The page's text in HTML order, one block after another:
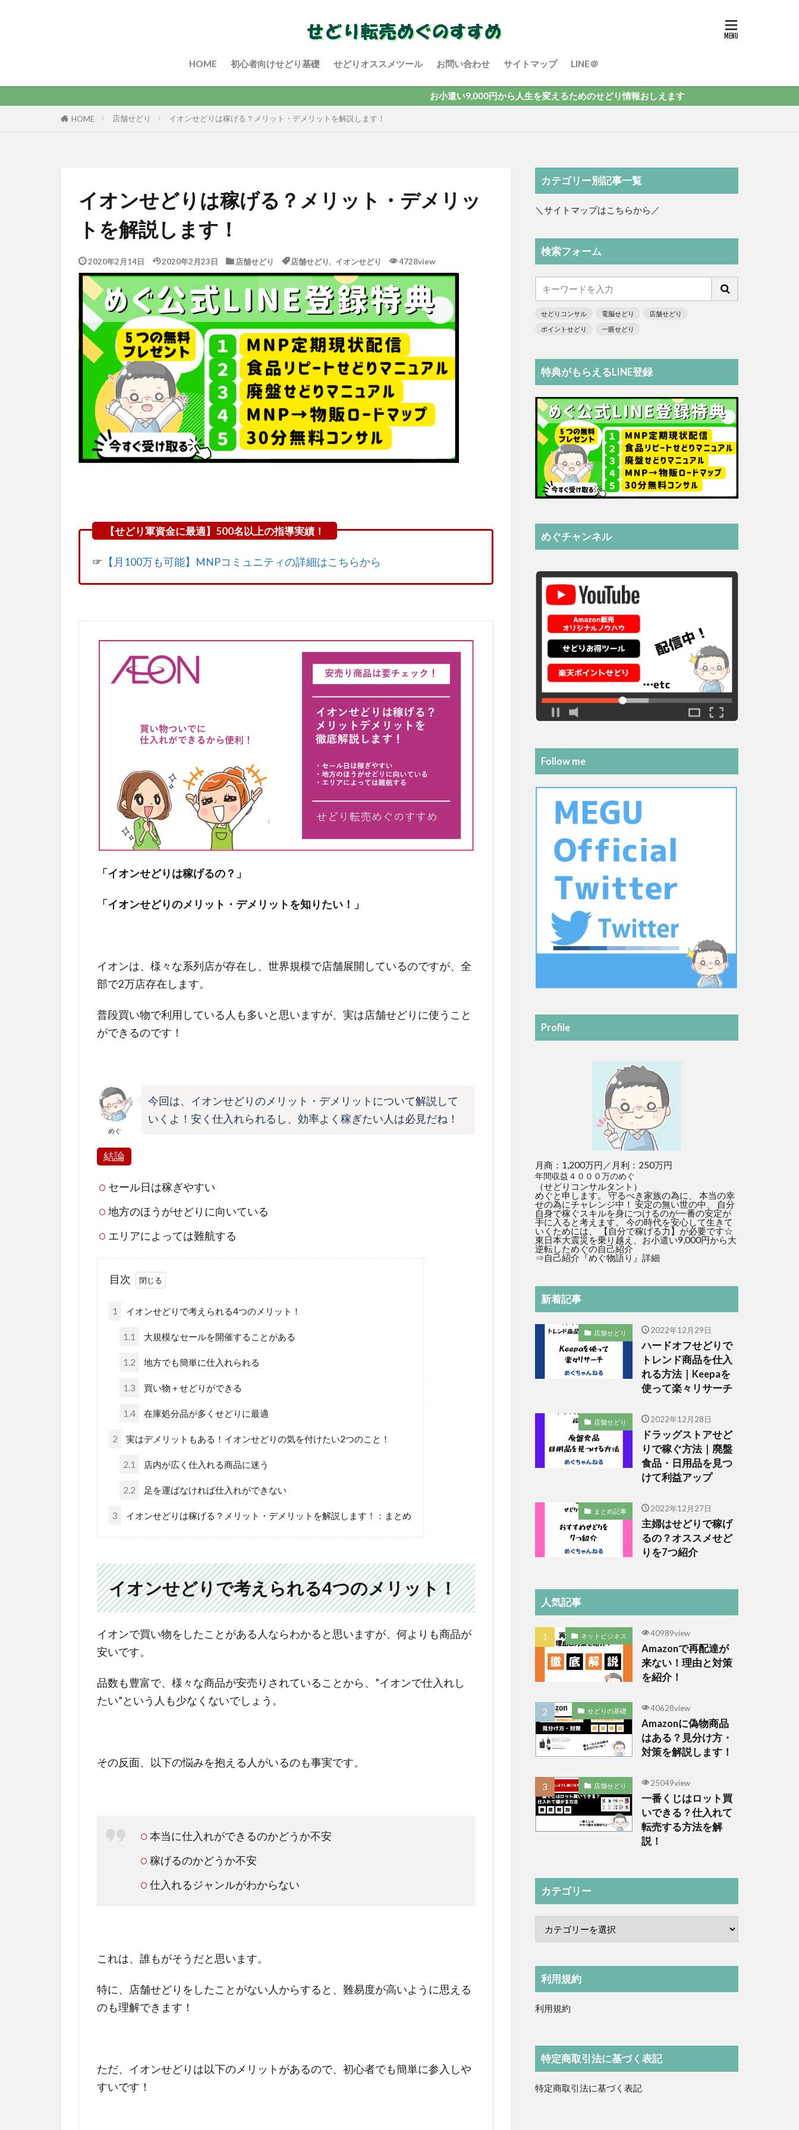
HOME 初心者向けせどり基礎 せどりオススメツール お問い合わせ サイトマップ LINE＠
お小遣い9,000円から人生を変えるためのせどり情報おしえます
HOME 店舗せどり イオンせどりは稼げる？メリット・デメリットを解説します！
イオンせどりは稼げる？メリット・デメリッ
トを解説します！
2020年2月14日 2020年2月23日 店舗せどり 店舗せどり イオンせどり 4728view
☞ 【月100万も可能】MNPコミュニティの詳細はこちらから
「イオンせどりは稼げるの？」
「イオンせどりのメリット・デメリットを知りたい！」
イオンは、様々な系列店が存在し、世界規模で店舗展開しているのですが、全
部で2万店存在します。
普段買い物で利用している人も多いと思いますが、実は店舗せどりに使うこと
ができるのです！
めぐ
今回は、イオンせどりのメリット・デメリットについて解説して
いくよ！安く仕入れられるし、効率よく稼ぎたい人は必見だね！
結論
セール日は稼ぎやすい
地方のほうがせどりに向いている
エリアによっては難航する
目次
1 イオンせどりで考えられる4つのメリット！
1.1 大規模なセールを開催することがある
1.2 地方でも簡単に仕入れられる
1.3 買い物＋せどりができる
1.4 在庫処分品が多くせどりに最適
2 実はデメリットもある！イオンせどりの気を付けたい2つのこと！
2.1 店内が広く仕入れる商品に迷う
2.2 足を運ばなければ仕入れができない
3 イオンせどりは稼げる？メリット・デメリットを解説します！：まとめ
イオンせどりで考えられる4つのメリット！
イオンで買い物をしたことがある人ならわかると思いますが、何よりも商品が
安いです。
品数も豊富で、様々な商品が安売りされていることから、”イオンで仕入れし
たい”という人も少なくないでしょう。
その反面、以下の悩みを抱える人がいるのも事実です。
本当に仕入れができるのかどうか不安
稼げるのかどうか不安
仕入れるジャンルがわからない
これは、誰もがそうだと思います。
特に、店舗せどりをしたことがない人からすると、難易度が高いように思える
のも理解できます！
ただ、イオンせどりは以下のメリットがあるので、初心者でも簡単に参入しや
すいです！
カテゴリー別記事一覧
＼サイトマップはこちらから／
検索フォーム
せどりコンサル 電脳せどり
店舗せどり
ポイントせどり
一眼せどり
特典がもらえるLINE登録
めぐチャンネル
Follow me
Profile
月商：1,200万円／月利：250万円
年間収益４０００万のめぐ
（せどりコンサルタント）
めぐと申します。 守るべき家族の為に、 本当の幸
せの為にチャレンジ中！ 安定の無い世の中、 自分
自身で稼ぐスキルを身につけるのが一番の安定が
手に入ると考えます。 今の時代を安心して生きて
いくためには、 【自分で稼げる力】が必要です☆
東日本大震災を乗り越え、お小遣い9,000円から大
逆転しためぐの自己紹介
⇒自己紹介『めぐ物語り』詳細
新着記事
店舗せどり 2022年12月29日
ハードオフせどりで
トレンド商品を仕入
れる方法｜Keepaを
使って楽々リサーチ
店舗せどり 2022年12月28日
ドラッグストアせど
りで稼ぐ方法｜廃盤
食品・日用品を見つ
けて利益アップ
まとめ記事 2022年12月27日
主婦はせどりで稼げ
るの？オススメせど
りを7つ紹介
人気記事
ネットビジネス 40989view
Amazonで再配達が
来ない！理由と対策
を紹介！
せどりの基礎 40628view
Amazonに偽物商品
はある？見分け方・
対策を解説します！
店舗せどり 25049view
一番くじはロット買
いできる？仕入れて
転売する方法を解
説！
カテゴリー
利用規約
利用規約
特定商取引法に基づく表記
特定商取引法に基づく表記